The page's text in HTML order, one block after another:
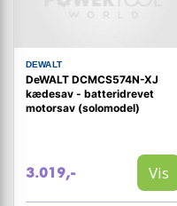
DEWALT
DeWALT DCMCS574N-XJ
kædesav - batteridrevet
motorsav (solomodel)
3.019,- Vis